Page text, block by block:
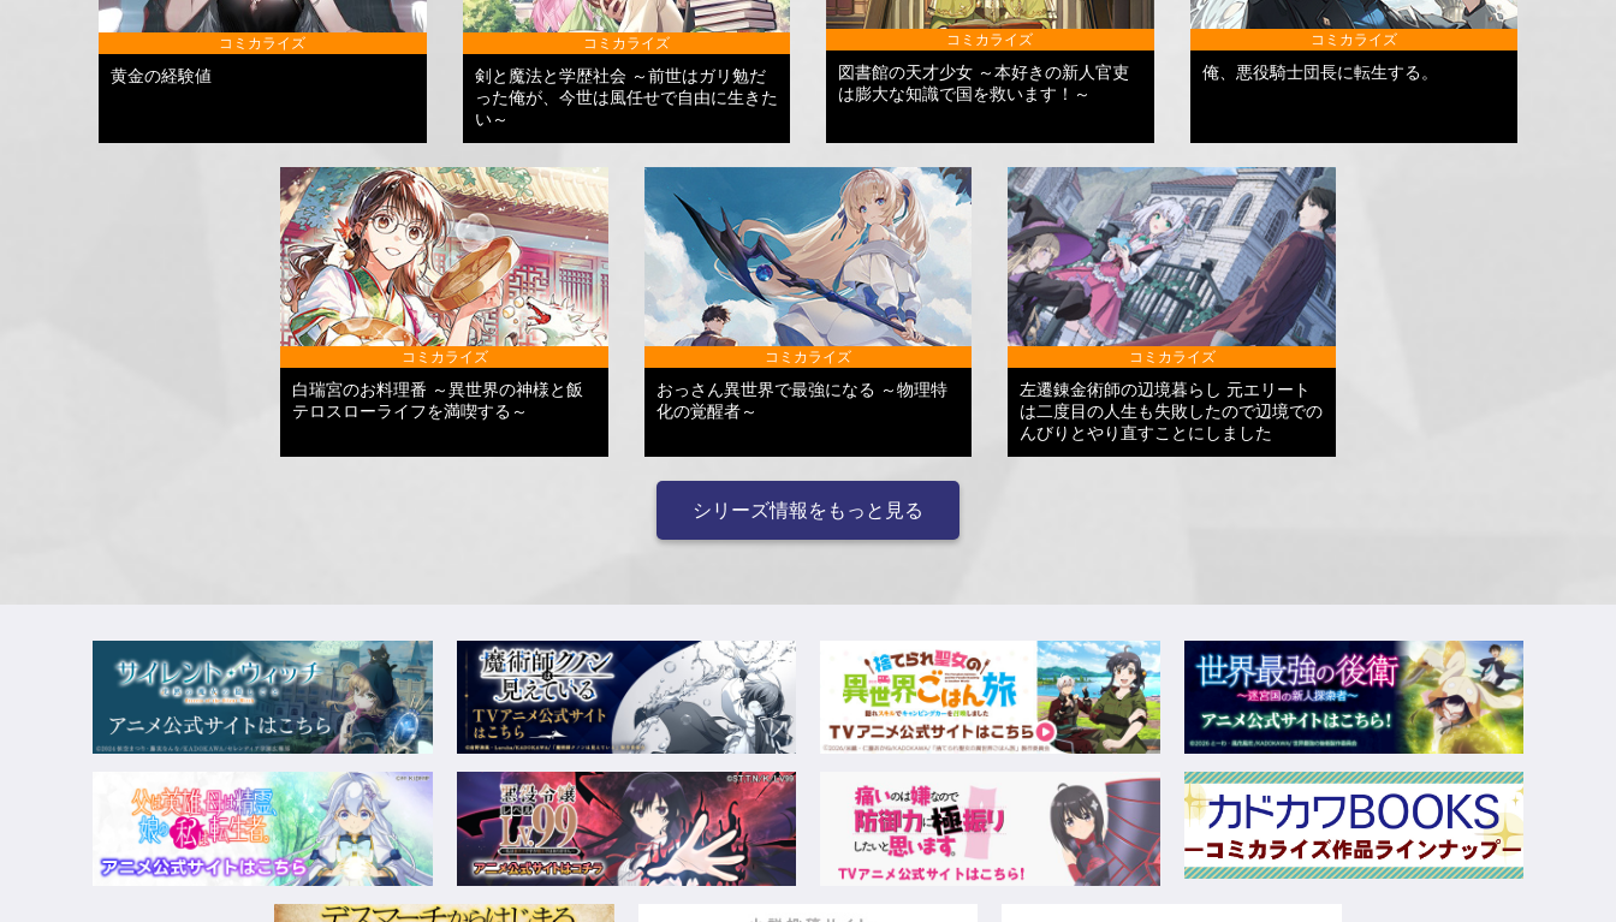
コミカライズ
黄金の経験値
コミカライズ
剣と魔法と学歴社会 ～前世はガリ勉だ
った俺が、今世は風任せで自由に生きた
い～
コミカライズ
図書館の天才少女 ～本好きの新人官吏
は膨大な知識で国を救います！～
コミカライズ
俺、悪役騎士団長に転生する。
コミカライズ
白瑞宮のお料理番 ～異世界の神様と飯
テロスローライフを満喫する～
コミカライズ
おっさん異世界で最強になる ～物理特
化の覚醒者～
コミカライズ
左遷錬金術師の辺境暮らし 元エリート
は二度目の人生も失敗したので辺境での
んびりとやり直すことにしました
シリーズ情報をもっと見る